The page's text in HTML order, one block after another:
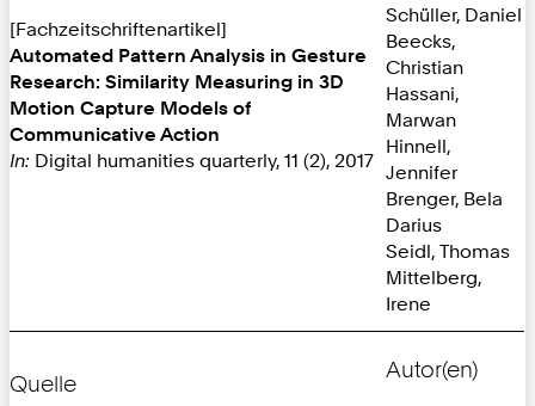
[Fachzeitschriftenartikel]
Automated Pattern Analysis in Gesture
Research: Similarity Measuring in 3D
Motion Capture Models of
Communicative Action
In: Digital humanities quarterly, 11 (2), 2017
Schüller, Daniel
Beecks,
Christian
Hassani,
Marwan
Hinnell,
Jennifer
Brenger, Bela
Darius
Seidl, Thomas
Mittelberg,
Irene
Quelle
Autor(en)